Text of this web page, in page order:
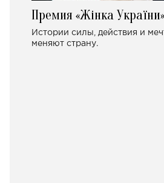
Премия «Жінка України»
Истории силы, действия и
меняют страну.